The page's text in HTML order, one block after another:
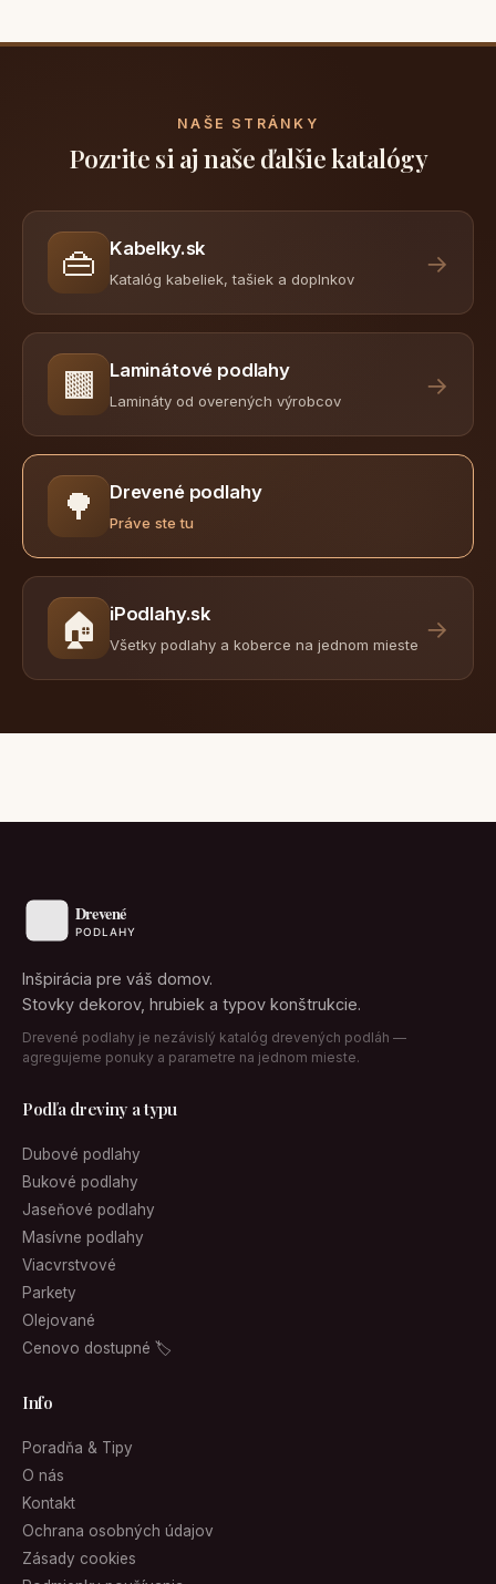
NAŠE STRÁNKY
Pozrite si aj naše ďalšie katalógy
👜 Kabelky.sk
Katalóg kabeliek, tašiek a doplnkov
→
🟫 Laminátové podlahy
Lamináty od overených výrobcov
→
🌳 Drevené podlahy
Práve ste tu
🏠 iPodlahy.sk
Všetky podlahy a koberce na jednom mieste
→
Inšpirácia pre váš domov.
Stovky dekorov, hrubiek a typov konštrukcie.
Drevené podlahy je nezávislý katalóg drevených podláh —
agregujeme ponuky a parametre na jednom mieste.
Podľa dreviny a typu
Dubové podlahy
Bukové podlahy
Jaseňové podlahy
Masívne podlahy
Viacvrstvové
Parkety
Olejované
Cenovo dostupné 🏷
Info
Poradňa & Tipy
O nás
Kontakt
Ochrana osobných údajov
Zásady cookies